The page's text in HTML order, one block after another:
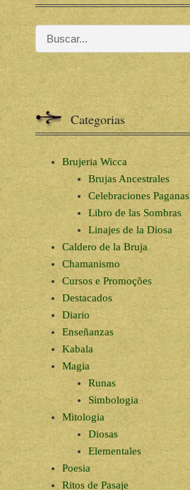
Categorias
Brujeria Wicca
Brujas Ancestrales
Celebraciones Paganas
Libro de las Sombras
Linajes de la Diosa
Caldero de la Bruja
Chamanismo
Cursos e Promoções
Destacados
Diario
Enseñanzas
Kabala
Magia
Runas
Simbologia
Mitologia
Diosas
Elementales
Poesia
Ritos de Pasaje